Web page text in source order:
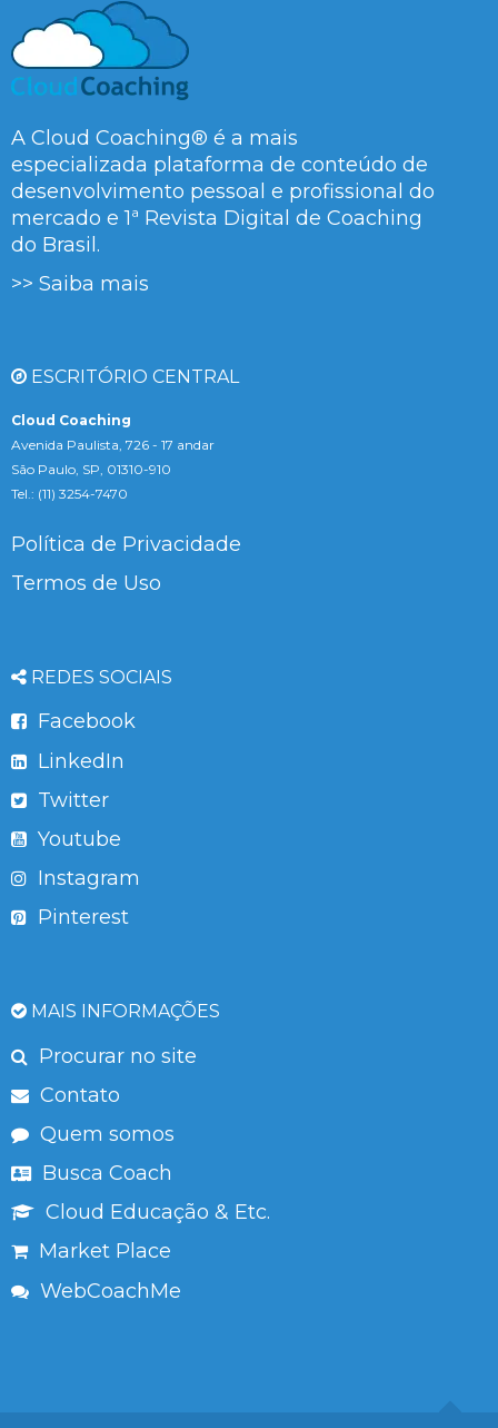
A Cloud Coaching® é a mais
especializada plataforma de conteúdo de
desenvolvimento pessoal e profissional do
mercado e 1ª Revista Digital de Coaching
do Brasil.
>> Saiba mais
ESCRITÓRIO CENTRAL
Cloud Coaching
Avenida Paulista, 726 - 17 andar
São Paulo, SP, 01310-910
Tel.: (11) 3254-7470
Política de Privacidade
Termos de Uso
REDES SOCIAIS
Facebook
LinkedIn
Twitter
Youtube
Instagram
Pinterest
MAIS INFORMAÇÕES
Procurar no site
Contato
Quem somos
Busca Coach
Cloud Educação & Etc.
Market Place
WebCoachMe